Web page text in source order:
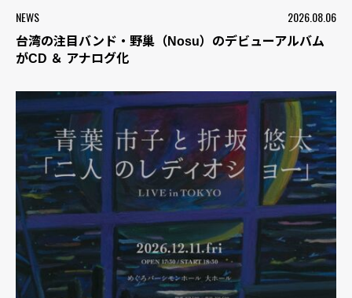
NEWS 2026.08.06
台湾の注目バンド・野巢（Nosu）のデビューアルバム
がCD ＆ アナログ化